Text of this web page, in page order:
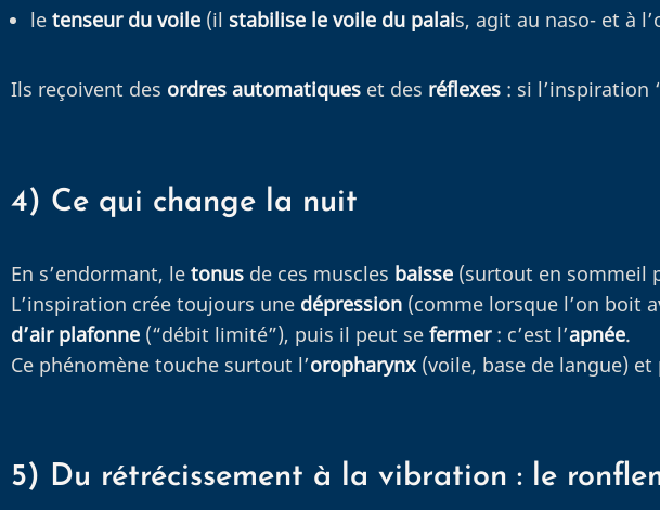
le tenseur du voile (il stabilise le voile du palais, agit au naso- et à
Ils reçoivent des ordres automatiques et des réflexes : si l’inspiration
4) Ce qui change la nuit
En s’endormant, le tonus de ces muscles baisse (surtout en sommeil
L’inspiration crée toujours une dépression (comme lorsque l’on boit
d’air plafonne (“débit limité”), puis il peut se fermer: c’est l’apnée.
Ce phénomène touche surtout l’oropharynx (voile, base de langue) et
5) Du rétrécissement à la vibration : le